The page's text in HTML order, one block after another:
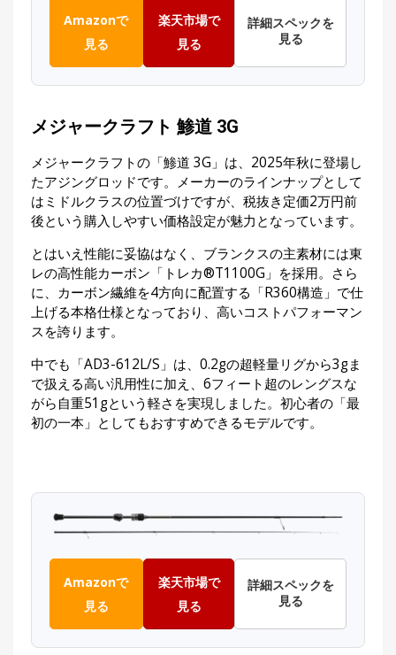
Amazonで
見る
楽天市場で
見る
詳細スペックを
見る
メジャークラフト 鯵道 3G
メジャークラフトの「鯵道 3G」は、2025年秋に登場し
たアジングロッドです。メーカーのラインナップとして
はミドルクラスの位置づけですが、税抜き定価2万円前
後という購入しやすい価格設定が魅力となっています。
とはいえ性能に妥協はなく、ブランクスの主素材には東
レの高性能カーボン「トレカ®T1100G」を採用。さら
に、カーボン繊維を4方向に配置する「R360構造」で仕
上げる本格仕様となっており、高いコストパフォーマン
スを誇ります。
中でも「AD3-612L/S」は、0.2gの超軽量リグから3gま
で扱える高い汎用性に加え、6フィート超のレングスな
がら自重51gという軽さを実現しました。初心者の「最
初の一本」としてもおすすめできるモデルです。
Amazonで
見る
楽天市場で
見る
詳細スペックを
見る